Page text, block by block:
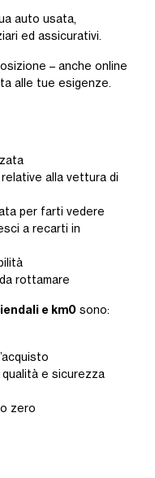
auto usata,
ed assicurativi.
– anche online
alle tue esigenze.
alla vettura di
per farti vedere
a recarti in
rottamare
e km0 sono:
e sicurezza
zero